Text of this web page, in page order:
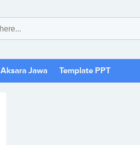
Aksara Jawa Template PPT